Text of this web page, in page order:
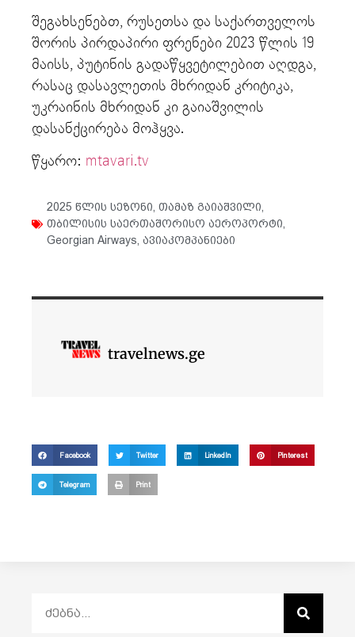
შეგახსენებთ, რუსეთსა და საქართველოს
შორის პირდაპირი ფრენები 2023 წლის 19
მაისს, პუტინის გადაწყვეტილებით აღდგა,
რასაც დასავლეთის მხრიდან კრიტიკა,
უკრაინის მხრიდან კი გაიაშვილის
დასანქცირება მოჰყვა.
წყარო: mtavari.tv
2025 წლის სეზონი, თამაზ გაიაშვილი,
თბილისის საერთაშორისო აეროპორტი,
Georgian Airways, ავიაკომპანიები
travelnews.ge
Facebook Twitter LinkedIn Pinterest
Telegram Print